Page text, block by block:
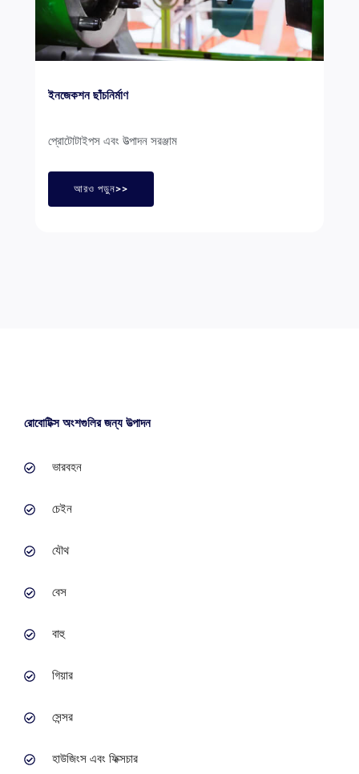
ইনজেকশন ছাঁচনির্মাণ
প্রোটোটাইপস এবং উত্পাদন সরঞ্জাম
আরও পড়ুন>>
রোবোটিক্স অংশগুলির জন্য উত্পাদন
ভারবহন
চেইন
যৌথ
বেস
বাহু
গিয়ার
সেন্সর
হাউজিংস এবং ফিক্সচার